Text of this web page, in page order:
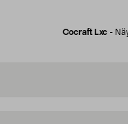
Cocraft Lxc -